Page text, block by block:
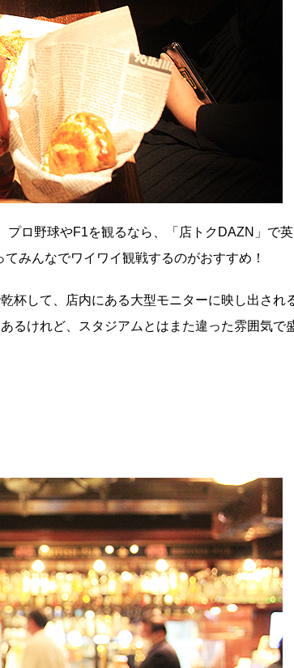
ロ野球やF1を観るなら、「店トクDAZN」で英
みんなでワイワイ観戦するのがおすすめ！
杯して、店内にある大型モニターに映し出され
るけれど、スタジアムとはまた違った雰囲気で